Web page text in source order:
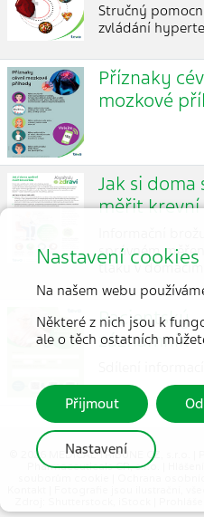
Stručný
zvládání
Příznaky
mozkové
Jak si doma
měřit
správném
tlaku v domácím
Pacientský
záznamník
© 2026 MEDICAL TRIBUNE CZ, s.r.o. |
Pharmaceuticals CR, s.r.o.
| Fotografie jsou ilustrační,
Nastavení cookies
Na našem webu
Některé z nich jsou k
ale o těch ostatních
Přijmout
Nastavení